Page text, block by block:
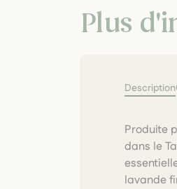
Plus
Description
Produite
dans le
lavande
argilo-
Ecocert ,